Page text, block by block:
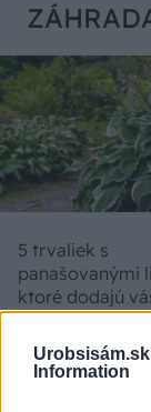
Information
5 trvaliek s
panašovanými
ktoré dodajú
záhonu
šmrnc